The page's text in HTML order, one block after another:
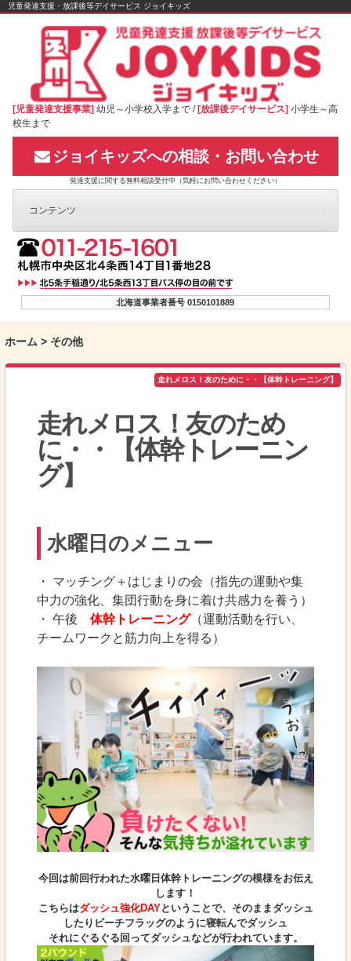
Skip
児童発達支援・放課後等デイサービス ジョイキッズ
[児童発達支援事業] 幼児～小学校入学まで / [放課後デイサービス] 小学生～高
校生まで
ジョイキッズへの相談・お問い合わせ
発達支援に関する無料相談受付中（気軽にお問い合わせください）
コンテンツ
北海道事業者番号 0150101889
ホーム > その他
走れメロス！友のために・・【体幹トレーニング】
走れメロス！友のため
に・・【体幹トレーニン
グ】
水曜日のメニュー
・ マッチング＋はじまりの会（指先の運動や集
中力の強化、集団行動を身に着け共感力を養う）
・ 午後 体幹トレーニング（運動活動を行い、
チームワークと筋力向上を得る）
今回は前回行われた水曜日体幹トレーニングの模様をお伝え
します！
こちらはダッシュ強化DAYということで、そのままダッシュ
したりビーチフラッグのように寝転んでダッシュ
それにぐるぐる回ってダッシュなどが行われています。